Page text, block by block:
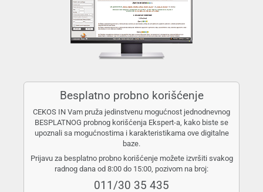
Besplatno probno korišćenje
CEKOS IN Vam pruža jedinstvenu mogućnost jednodnevnog
BESPLATNOG probnog korišćenja Ekspert-a, kako biste se
upoznali sa mogućnostima i karakteristikama ove digitalne
baze.
Prijavu za besplatno probno korišćenje možete izvršiti svakog
radnog dana od 8:00 do 15:00, pozivom na broj:
011/30 35 435